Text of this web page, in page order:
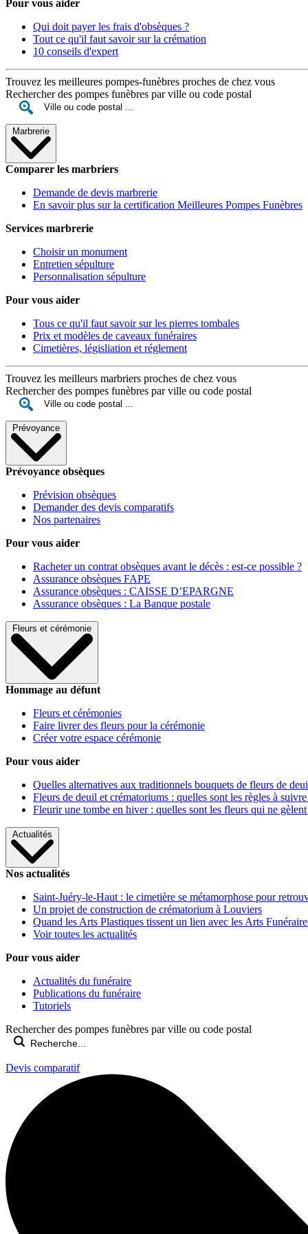
Pour vous aider
Qui doit payer les frais d'obsèques ?
Tout ce qu'il faut savoir sur la crémation
10 conseils d'expert
Trouvez les meilleures pompes-funèbres proches de chez vous
Rechercher des pompes funèbres par ville ou code postal
Marbrerie
Comparer les marbriers
Demande de devis marbrerie
En savoir plus sur la certification Meilleures Pompes Funèbres
Services marbrerie
Choisir un monument
Entretien sépulture
Personnalisation sépulture
Pour vous aider
Tous ce qu'il faut savoir sur les pierres tombales
Prix et modèles de caveaux funéraires
Cimetières, législiation et réglement
Trouvez les meilleurs marbriers proches de chez vous
Rechercher des pompes funèbres par ville ou code postal
Prévoyance
Prévoyance obsèques
Prévision obsèques
Demander des devis comparatifs
Nos partenaires
Pour vous aider
Racheter un contrat obsèques avant le décès : est-ce possible ?
Assurance obsèques FAPE
Assurance obsèques : CAISSE D’EPARGNE
Assurance obsèques : La Banque postale
Fleurs et cérémonie
Hommage au défunt
Fleurs et cérémonies
Faire livrer des fleurs pour la cérémonie
Créer votre espace cérémonie
Pour vous aider
Quelles alternatives aux traditionnels bouquets de fleurs de
Fleurs de deuil et crématoriums : quelles sont les règles à
Fleurir une tombe en hiver : quelles sont les fleurs qui ne gèlent
Actualités
Nos actualités
Saint-Juéry-le-Haut : le cimetière se métamorphose pour
Un projet de construction de crématorium à Louviers
Quand les Arts Plastiques tissent un lien avec les Arts
Voir toutes les actualités
Pour vous aider
Actualités du funéraire
Publications du funéraire
Tutoriels
Rechercher des pompes funèbres par ville ou code postal
Devis comparatif